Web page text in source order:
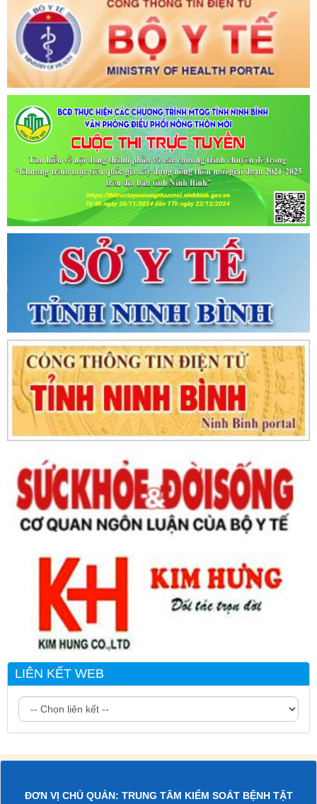
Tên:(CẬP NHẬT DANH SÁCH CÁC ĐỊA ĐIỂM NGUY CƠ CẦN
KHAI BÁO Y TẾ THEO THÔNG BÁO KHẨN CỦA BỘ Y TẾ)
Ngày ban hành: (06/07/2021) -Ngày hiệu lực: (06/07/2021)
Tên:
(CẬP NHẬT DANH SÁCH CÁC ĐỊA ĐIỂM NGUY CƠ CẦN
KHAI BÁO Y TẾ THEO THÔNG BÁO KHẨN CỦA BỘ Y TẾ)
Ngày ban hành: (02/07/2021) -Ngày hiệu lực: (02/07/2021)
LIÊN KẾT WEB
ĐƠN VỊ CHỦ QUẢN: TRUNG TÂM KIỂM SOÁT BỆNH TẬT